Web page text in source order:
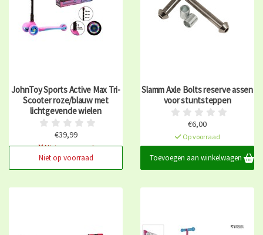
JohnToy Sports Active Max Tri-
Scooter roze/blauw met
lichtgevende wielen
€39,99
Niet op voorraad
Niet op voorraad
Slamm Axle Bolts reserve assen
voor stuntsteppen
€6,00
Op voorraad
Toevoegen aan winkelwagen